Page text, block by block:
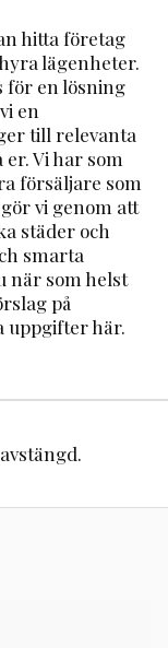
hitta företag
lägenheter.
för en lösning
en
till relevanta
Vi har som
försäljare som
vi genom att
städer och
smarta
när som helst
på
uppgifter här.